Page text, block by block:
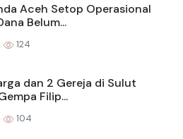
Aceh Setop Operasional
Belum...
124
dan 2 Gereja di Sulut
Filip...
104